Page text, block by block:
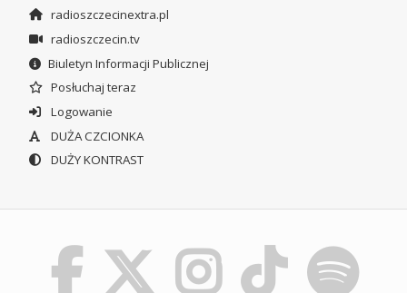
radioszczecinextra.pl
radioszczecin.tv
Biuletyn Informacji Publicznej
Posłuchaj teraz
Logowanie
DUŻA CZCIONKA
DUŻY KONTRAST